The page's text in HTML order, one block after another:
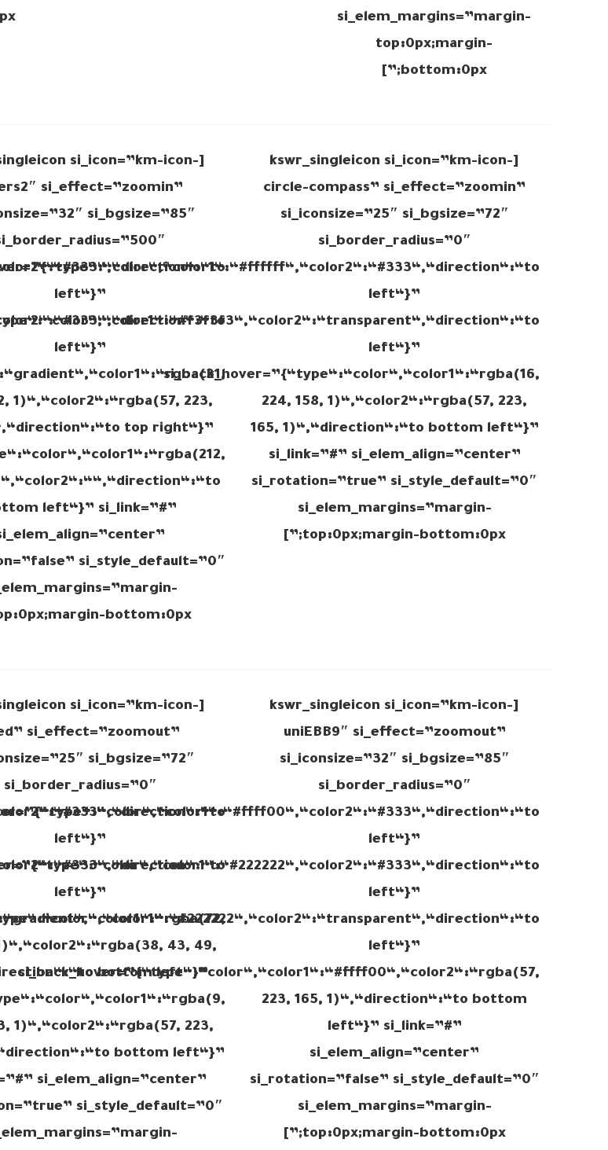
si_elem_margins=”margin-
top:0px;margin-
bottom:0px;”]
si_icon=”km-icon-
si_effect=”zoomin”
si_bgsize=”85″
left“}”
left“}”
1)“,“color2“:“rgba(57, 223,
top right“}”
left“}” si_link=”#”
si_style_default=”0″
bottom:0px;”]
[kswr_singleicon si_icon=”km-icon-
circle-compass” si_effect=”zoomin”
si_iconsize=”25″ si_bgsize=”72″
si_border_radius=”0″
left“}”
left“}”
si_back_hover=”{“type“:“color“,“color1“:“rgba(16,
224, 158, 1)“,“color2“:“rgba(57, 223,
165, 1)“,“direction“:“to bottom left“}”
si_link=”#” si_elem_align=”center”
si_rotation=”true” si_style_default=”0″
si_elem_margins=”margin-
top:0px;margin-bottom:0px;”]
si_icon=”km-icon-
si_effect=”zoomout”
si_bgsize=”72″
si_border_radius=”0″
left“}”
left“}”
43, 49,
bottom left“}”
1)“,“color2“:“rgba(57, 223,
bottom left“}”
si_elem_align=”center”
si_style_default=”0″
[kswr_singleicon si_icon=”km-icon-
uniEBB9″ si_effect=”zoomout”
si_iconsize=”32″ si_bgsize=”85″
si_border_radius=”0″
left“}”
left“}”
left“}”
si_back_hover=”{“type“:“color“,“color1“:“#ffff00“,“color2“:“rgba(57,
223, 165, 1)“,“direction“:“to bottom
left“}” si_link=”#”
si_elem_align=”center”
si_rotation=”false” si_style_default=”0″
si_elem_margins=”margin-
top:0px;margin-bottom:0px;”]